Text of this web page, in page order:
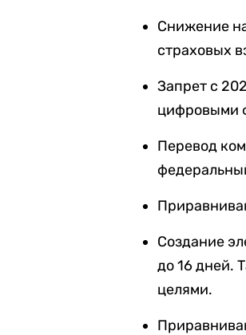
Снижение
страховых
Запрет с
цифровыми
Перевод
Создание
до 16 дней.
целями.